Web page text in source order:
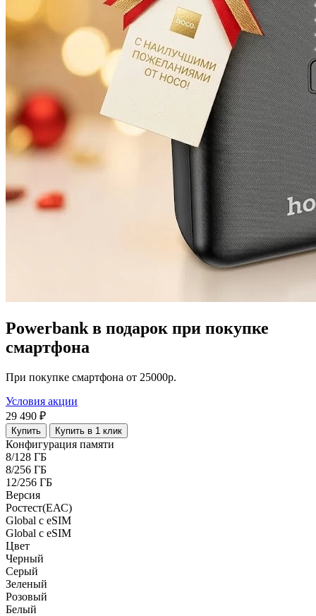
Powerbank в подарок при покупке
смартфона
При покупке смартфона от 25000р.
Условия акции
29 490 ₽
Купить Купить в 1 клик
Конфигурация памяти
8/128 ГБ
8/256 ГБ
12/256 ГБ
Версия
Pостест(ЕАС)
Global c eSIM
Global c eSIM
Цвет
Черный
Серый
Зеленый
Розовый
Белый